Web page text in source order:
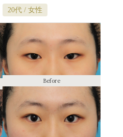
20代 / 女性
Before